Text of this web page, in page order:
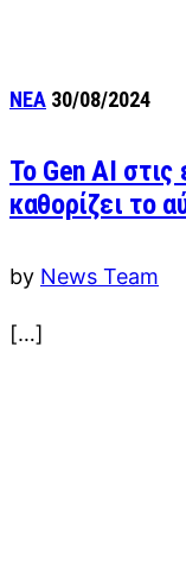
ΝΕΑ 30/08/2024
Το Gen AI
καθορίζει το
by News Team
[…]